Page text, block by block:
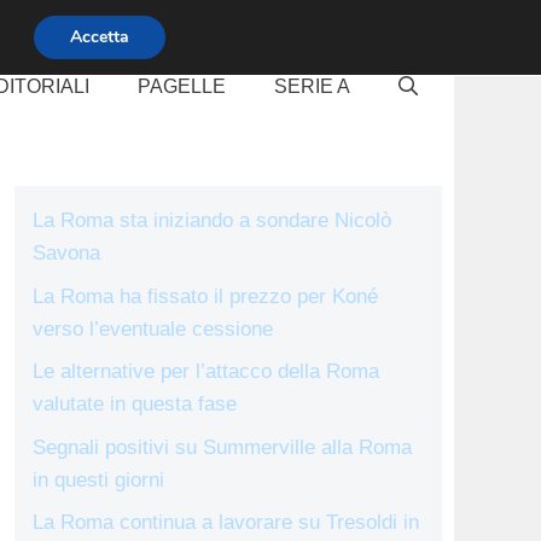
PAGELLE SERIE A
La Roma sta iniziando a sondare Nicolò
Savona
La Roma ha fissato il prezzo per Koné
verso l’eventuale cessione
Le alternative per l’attacco della Roma
valutate in questa fase
Segnali positivi su Summerville alla Roma
in questi giorni
La Roma continua a lavorare su Tresoldi in
Accetta